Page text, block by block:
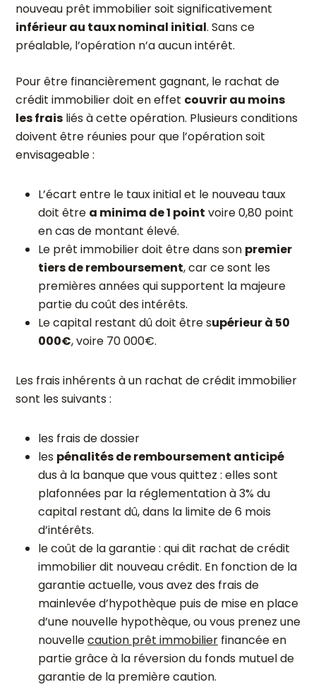
nouveau prêt immobilier soit significativement
inférieur au taux nominal initial. Sans ce
préalable, l’opération n’a aucun intérêt.
Pour être financièrement gagnant, le rachat de
crédit immobilier doit en effet couvrir au moins
les frais liés à cette opération. Plusieurs conditions
doivent être réunies pour que l’opération soit
envisageable :
L’écart entre le taux initial et le nouveau taux
doit être a minima de 1 point voire 0,80 point
en cas de montant élevé.
Le prêt immobilier doit être dans son premier
tiers de remboursement, car ce sont les
premières années qui supportent la majeure
partie du coût des intérêts.
Le capital restant dû doit être supérieur à 50
000€, voire 70 000€.
Les frais inhérents à un rachat de crédit immobilier
sont les suivants :
les frais de dossier
les pénalités de remboursement anticipé
dus à la banque que vous quittez : elles sont
plafonnées par la réglementation à 3% du
capital restant dû, dans la limite de 6 mois
d’intérêts.
le coût de la garantie : qui dit rachat de crédit
immobilier dit nouveau crédit. En fonction de la
garantie actuelle, vous avez des frais de
mainlevée d’hypothèque puis de mise en place
d’une nouvelle hypothèque, ou vous prenez une
nouvellecaution prêt immobilier financée en
partie grâce à la réversion du fonds mutuel de
garantie de la première caution.